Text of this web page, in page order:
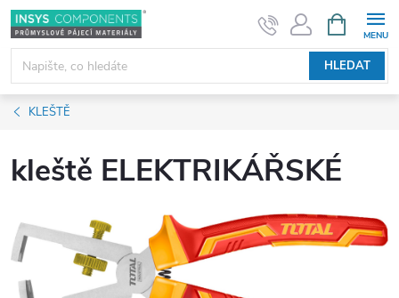
Přejít
na
obsah
HLEDAT
NÁKUPNÍ
KOŠÍK
KLEŠTĚ
kleště ELEKTRIKÁŘSKÉ